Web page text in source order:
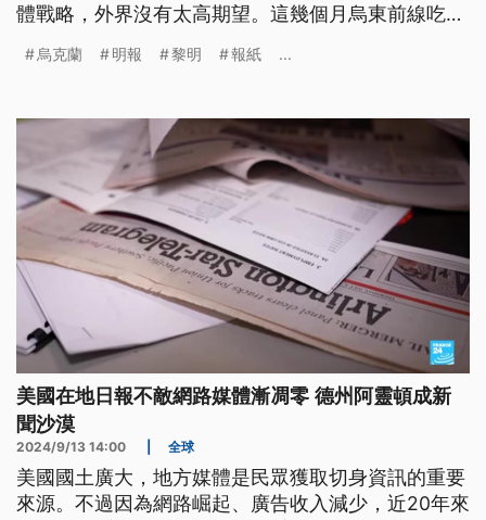
體戰略，外界沒有太高期望。這幾個月烏東前線吃
曼市1家老牌印刷媒體《黎明報》（Zoria）排除萬難
烏克蘭 明報 黎明 報紙 ...
美國在地日報不敵網路媒體漸凋零 德州阿靈頓成新
聞沙漠
2024/9/13 14:00 全球
美國國土廣大，地方媒體是民眾獲取切身資訊的重要
來源。不過因為網路崛起、廣告收入減少，近20年來